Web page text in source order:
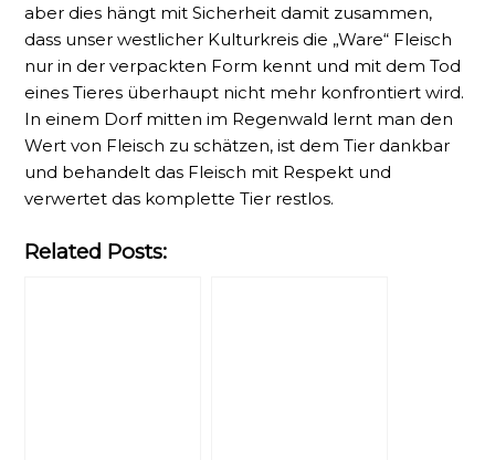
aber dies hängt mit Sicherheit damit zusammen,
dass unser westlicher Kulturkreis die „Ware“ Fleisch
nur in der verpackten Form kennt und mit dem Tod
eines Tieres überhaupt nicht mehr konfrontiert wird.
In einem Dorf mitten im Regenwald lernt man den
Wert von Fleisch zu schätzen, ist dem Tier dankbar
und behandelt das Fleisch mit Respekt und
verwertet das komplette Tier restlos.
Related Posts: